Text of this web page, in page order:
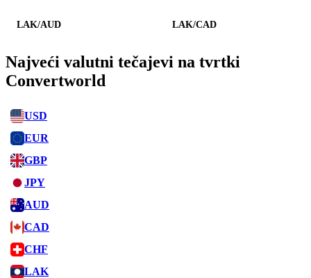
LAK/AUD LAK/CAD
Najveći valutni tečajevi na tvrtki
Convertworld
USD
EUR
GBP
JPY
AUD
CAD
CHF
LAK